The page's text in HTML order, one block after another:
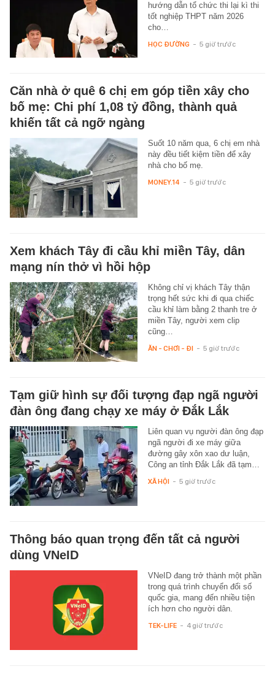
hướng dẫn tổ chức thi lại kì thi
tốt nghiệp THPT năm 2026
cho…
HỌC ĐƯỜNG - 5 giờ trước
Căn nhà ở quê 6 chị em góp tiền xây cho
bố mẹ: Chi phí 1,08 tỷ đồng, thành quả
khiến tất cả ngỡ ngàng
Suốt 10 năm qua, 6 chị em nhà
này đều tiết kiệm tiền để xây
nhà cho bố mẹ.
MONEY.14 - 5 giờ trước
Xem khách Tây đi cầu khỉ miền Tây, dân
mạng nín thở vì hồi hộp
Không chỉ vị khách Tây thận
trọng hết sức khi đi qua chiếc
cầu khỉ làm bằng 2 thanh tre ở
miền Tây, người xem clip
cũng…
ĂN - CHƠI - ĐI - 5 giờ trước
Tạm giữ hình sự đối tượng đạp ngã người
đàn ông đang chạy xe máy ở Đắk Lắk
Liên quan vụ người đàn ông đạp
ngã người đi xe máy giữa
đường gây xôn xao dư luận,
Công an tỉnh Đắk Lắk đã tạm…
XÃ HỘI - 5 giờ trước
Thông báo quan trọng đến tất cả người
dùng VNeID
VNeID đang trở thành một phần
trong quá trình chuyển đổi số
quốc gia, mang đến nhiều tiện
ích hơn cho người dân.
TEK-LIFE - 4 giờ trước